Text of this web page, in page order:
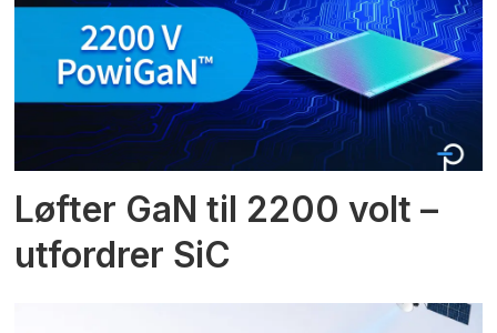
Løfter GaN til 2200 volt –
utfordrer SiC